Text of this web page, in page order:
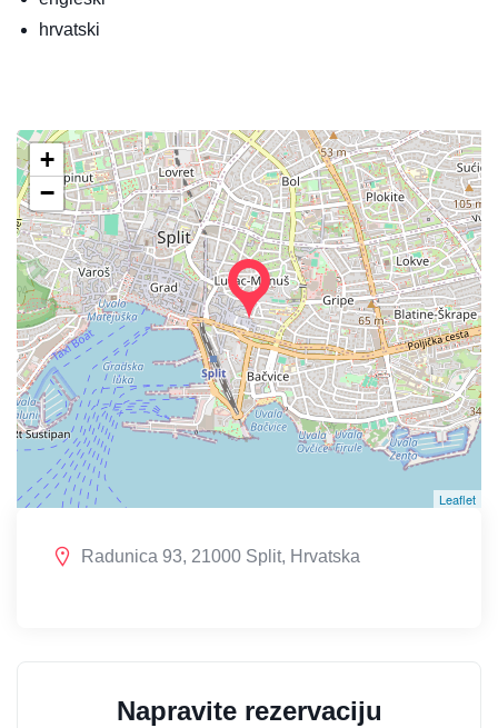
hrvatski
+
−
Leaflet
Radunica 93, 21000 Split, Hrvatska
Napravite rezervaciju